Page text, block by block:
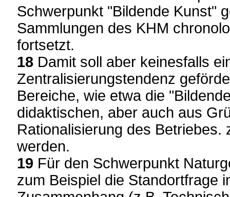
Schwerpunkt "Bildende Kunst"
Sammlungen des KHM
fortsetzt.
18 Damit soll aber keinesfalls
Zentralisierungstendenz
Bereiche, wie etwa die
didaktischen, aber auch aus
Rationalisierung des Betriebes.
werden.
19 Für den Schwerpunkt
zum Beispiel die Standortfrage